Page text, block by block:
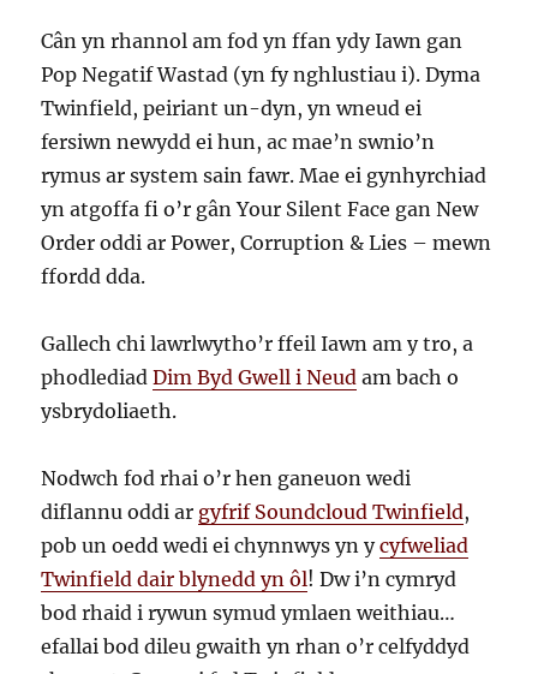
Cân yn rhannol am fod yn ffan ydy Iawn gan
Pop Negatif Wastad (yn fy nghlustiau i). Dyma
Twinfield, peiriant un-dyn, yn wneud ei
fersiwn newydd ei hun, ac mae’n swnio’n
rymus ar system sain fawr. Mae ei gynhyrchiad
yn atgoffa fi o’r gân Your Silent Face gan New
Order oddi ar Power, Corruption & Lies – mewn
ffordd dda.
Gallech chi lawrlwytho’r ffeil Iawn am y tro, a
phodlediadDim Byd Gwell i Neud am bach o
ysbrydoliaeth.
Nodwch fod rhai o’r hen ganeuon wedi
diflannu oddi ar gyfrif Soundcloud Twinfield,
pob un oedd wedi ei chynnwys yn ycyfweliad
Twinfield dair blynedd yn ôl! Dw i’n cymryd
bod rhaid i rywun symud ymlaen weithiau…
efallai bod dileu gwaith yn rhan o’r celfyddyd